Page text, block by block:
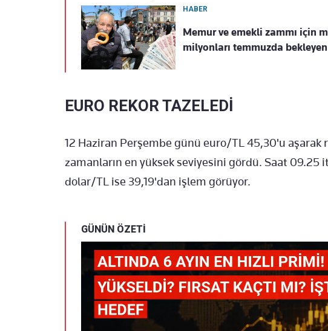
HABER
Memur ve emekli zammı için
milyonları temmuzda
EURO REKOR TAZELEDİ
12 Haziran Perşembe günü euro/TL 45,30'u
zamanların en yüksek seviyesini gördü. Saat 09.25
dolar/TL ise 39,19'dan işlem görüyor.
GÜNÜN ÖZETİ